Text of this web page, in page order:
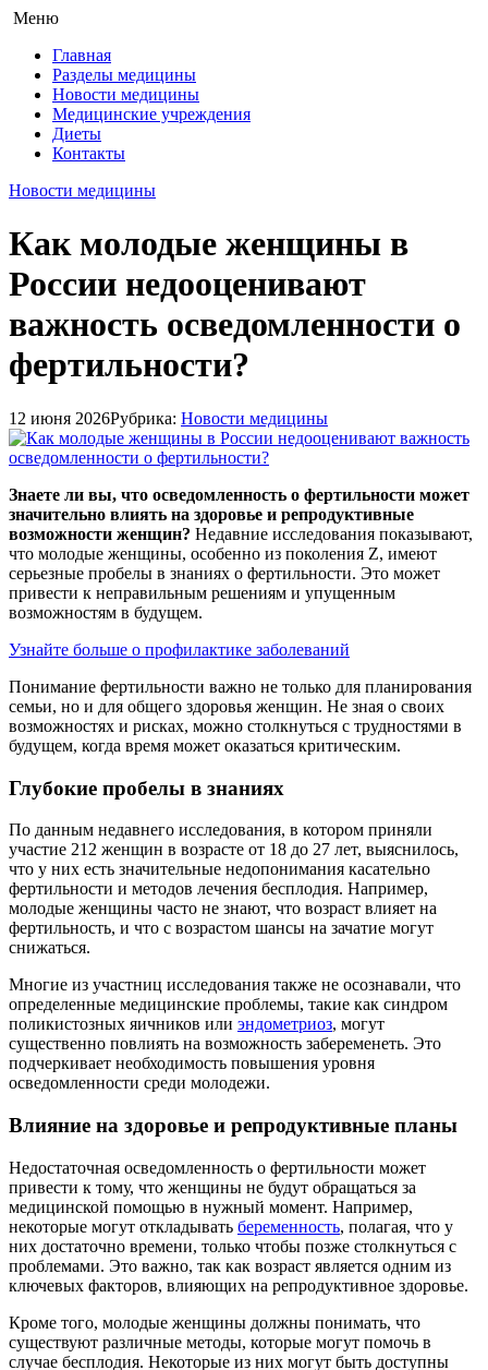
Меню
Главная
Разделы медицины
Новости медицины
Медицинские учреждения
Диеты
Контакты
Новости медицины
Как молодые женщины в
России недооценивают
важность осведомленности о
фертильности?
12 июня 2026Рубрика: Новости медицины
Знаете ли вы, что осведомленность о фертильности может
значительно влиять на здоровье и репродуктивные
возможности женщин? Недавние исследования показывают,
что молодые женщины, особенно из поколения Z, имеют
серьезные пробелы в знаниях о фертильности. Это может
привести к неправильным решениям и упущенным
возможностям в будущем.
Узнайте больше о профилактике заболеваний
Понимание фертильности важно не только для планирования
семьи, но и для общего здоровья женщин. Не зная о своих
возможностях и рисках, можно столкнуться с трудностями в
будущем, когда время может оказаться критическим.
Глубокие пробелы в знаниях
По данным недавнего исследования, в котором приняли
участие 212 женщин в возрасте от 18 до 27 лет, выяснилось,
что у них есть значительные недопонимания касательно
фертильности и методов лечения бесплодия. Например,
молодые женщины часто не знают, что возраст влияет на
фертильность, и что с возрастом шансы на зачатие могут
снижаться.
Многие из участниц исследования также не осознавали, что
определенные медицинские проблемы, такие как синдром
поликистозных яичников или эндометриоз, могут
существенно повлиять на возможность забеременеть. Это
подчеркивает необходимость повышения уровня
осведомленности среди молодежи.
Влияние на здоровье и репродуктивные планы
Недостаточная осведомленность о фертильности может
привести к тому, что женщины не будут обращаться за
медицинской помощью в нужный момент. Например,
некоторые могут откладывать беременность, полагая, что у
них достаточно времени, только чтобы позже столкнуться с
проблемами. Это важно, так как возраст является одним из
ключевых факторов, влияющих на репродуктивное здоровье.
Кроме того, молодые женщины должны понимать, что
существуют различные методы, которые могут помочь в
случае бесплодия. Некоторые из них могут быть доступны